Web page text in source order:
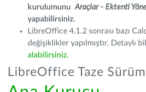
kurulumunu Araçlar - Ektenti
yapabilirsiniz.
LibreOffice 4.1.2 sonrası bazı
değişiklikler yapılmıştır. Detaylı
alabilirsiniz.
LibreOffice Taze Sürüm